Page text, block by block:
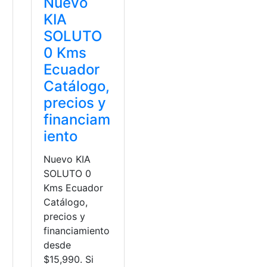
KIA
SOLUTO
0 Kms
Ecuador
Catálogo,
precios y
financiam
iento
Nuevo KIA
SOLUTO 0
Kms Ecuador
Catálogo,
precios y
financiamiento
desde
$15,990. Si